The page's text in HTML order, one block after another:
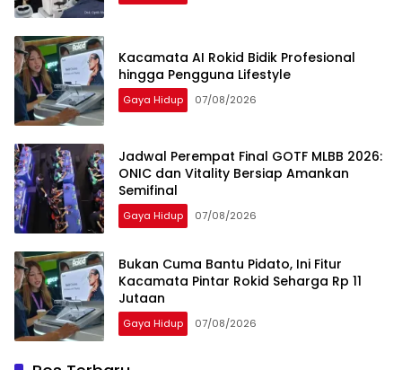
Kacamata AI Rokid Bidik Profesional
hingga Pengguna Lifestyle
Gaya Hidup 07/08/2026
Jadwal Perempat Final GOTF MLBB 2026:
ONIC dan Vitality Bersiap Amankan
Semifinal
Gaya Hidup 07/08/2026
Bukan Cuma Bantu Pidato, Ini Fitur
Kacamata Pintar Rokid Seharga Rp 11
Jutaan
Gaya Hidup 07/08/2026